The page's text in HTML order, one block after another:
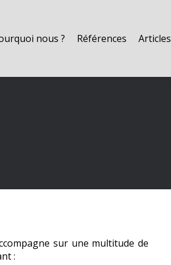
nous ? Références Articles
sur une multitude de
: